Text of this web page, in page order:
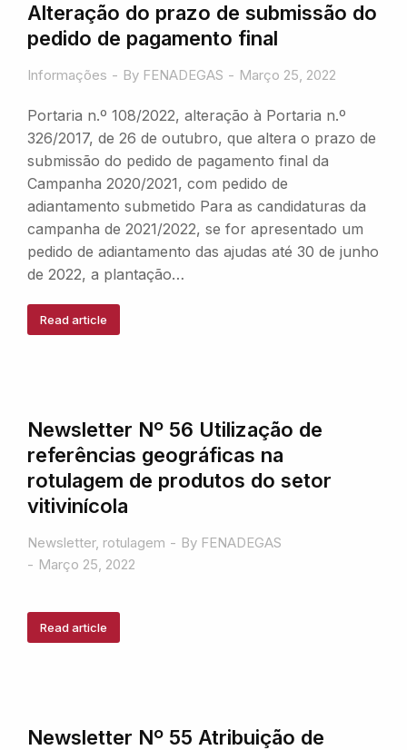
Alteração do prazo de submissão do
pedido de pagamento final
Informações By FENADEGAS Março 25, 2022
Portaria n.º 108/2022, alteração à Portaria n.º
326/2017, de 26 de outubro, que altera o prazo de
submissão do pedido de pagamento final da
Campanha 2020/2021, com pedido de
adiantamento submetido Para as candidaturas da
campanha de 2021/2022, se for apresentado um
pedido de adiantamento das ajudas até 30 de junho
de 2022, a plantação…
Read article
Newsletter Nº 56 Utilização de
referências geográficas na
rotulagem de produtos do setor
vitivinícola
Newsletter, rotulagem By FENADEGAS
Março 25, 2022
Read article
Newsletter Nº 55 Atribuição de